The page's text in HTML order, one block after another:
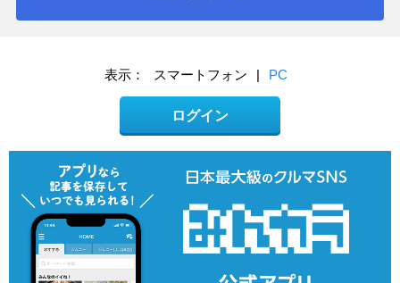
表示： スマートフォン | PC
ログイン